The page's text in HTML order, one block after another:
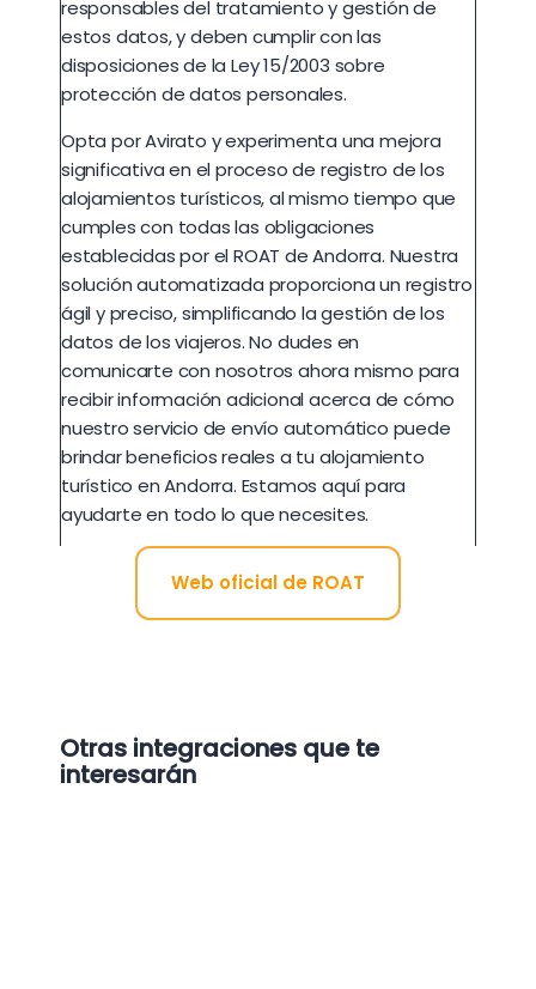
responsables del tratamiento y gestión de
estos datos, y deben cumplir con las
disposiciones de la Ley 15/2003 sobre
protección de datos personales.
Opta por Avirato y experimenta una mejora
significativa en el proceso de registro de los
alojamientos turísticos, al mismo tiempo que
cumples con todas las obligaciones
establecidas por el ROAT de Andorra. Nuestra
solución automatizada proporciona un registro
ágil y preciso, simplificando la gestión de los
datos de los viajeros. No dudes en
comunicarte con nosotros ahora mismo para
recibir información adicional acerca de cómo
nuestro servicio de envío automático puede
brindar beneficios reales a tu alojamiento
turístico en Andorra. Estamos aquí para
ayudarte en todo lo que necesites.
Web oficial de ROAT
Otras integraciones que te
interesarán